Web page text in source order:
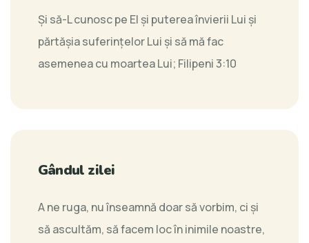
Şi să-L cunosc pe El şi puterea învierii Lui şi
părtăşia suferinţelor Lui şi să mă fac
asemenea cu moartea Lui; Filipeni 3:10
Gândul zilei
A ne ruga, nu înseamnă doar să vorbim, ci şi
să ascultăm, să facem loc în inimile noastre,